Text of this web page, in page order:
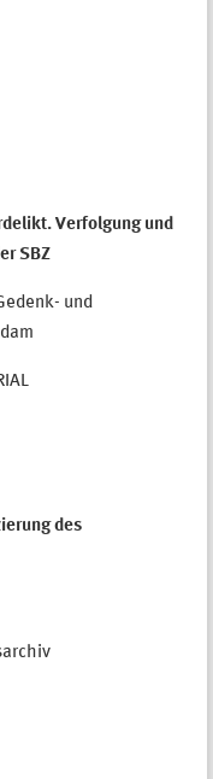
Verfolgung und
SBZ
und
des